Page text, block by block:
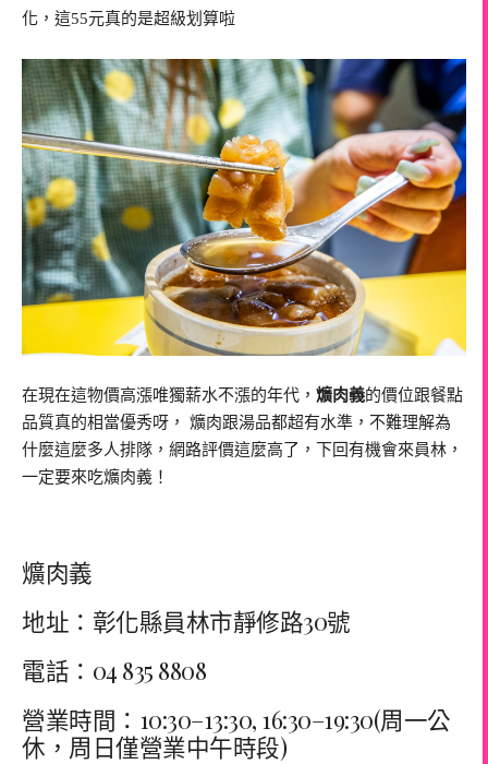
化，這55元真的是超級划算啦
在現在這物價高漲唯獨薪水不漲的年代， 爌肉義的價位跟餐點
品質真的相當優秀呀， 爌肉跟湯品都超有水準，不難理解為
什麼這麼多人排隊，網路評價這麼高了，下回有機會來員林，
一定要來吃爌肉義！
爌肉義
地址：彰化縣員林市靜修路30號
電話：04 835 8808
營業時間：10:30–13:30, 16:30–19:30(周一公
休，周日僅營業中午時段)